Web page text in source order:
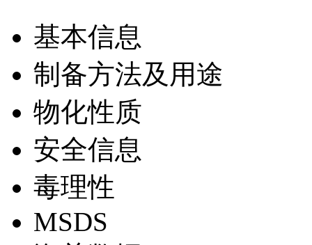
基本信息
制备方法及用途
物化性质
安全信息
毒理性
MSDS